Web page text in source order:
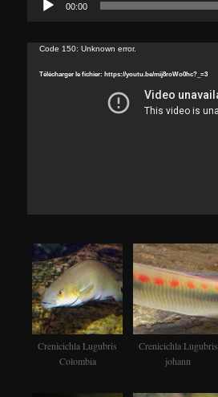
00:00
Lecteur
Code 150: Unknown error.
Télécharger le fichier: https://youtu.be/mij8roWo0hc?_=3
Crenicichla Lugubris
Colombia
Crenicichla Lugubris
johann